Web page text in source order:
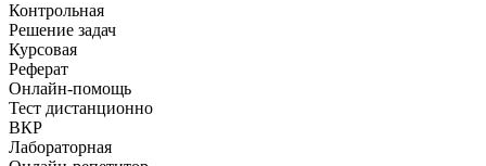
Контрольная
Решение задач
Курсовая
Реферат
Онлайн-помощь
Тест дистанционно
ВКР
Лабораторная